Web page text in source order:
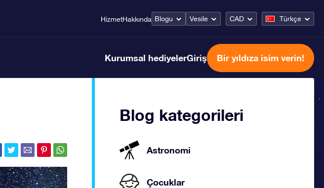
HizmetHakkında Blogu Vesile CAD Türkçe
Kurumsal hediyelerGiriş Bir yıldıza isim verin!
Blog kategorileri
Astronomi
Çocuklar